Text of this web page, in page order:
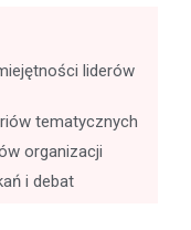
liderów
tematycznych
organizacji
i debat